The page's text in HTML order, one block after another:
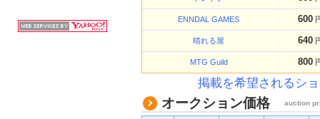
ENNDAL GAMES 600
晴れる屋 640
MTG Guild 800
掲載を希望されるシ
オークション価格 auction